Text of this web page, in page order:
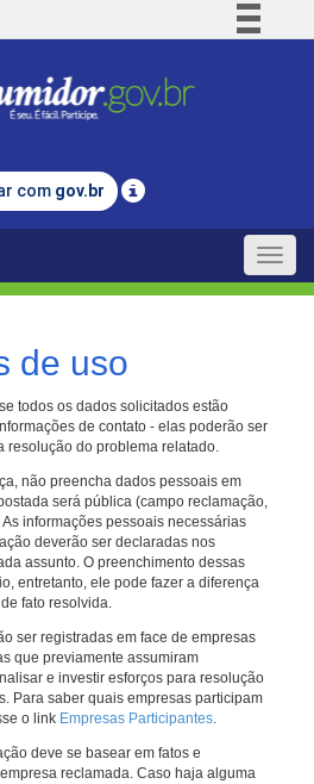
Comunica BR
Legislação
com gov.br
Toggle
de uso
todos os dados solicitados estão
de contato - elas poderão ser
resolução do problema relatado.
não preencha dados pessoais em
será pública (campo reclamação,
informações pessoais necessárias
deverão ser declaradas nos
assunto. O preenchimento dessas
entretanto, ele pode fazer a diferença
fato resolvida.
ser registradas em face de empresas
que previamente assumiram
e investir esforços para resolução
Para saber quais empresas participam
o link Empresas Participantes.
deve se basear em fatos e
reclamada. Caso haja alguma